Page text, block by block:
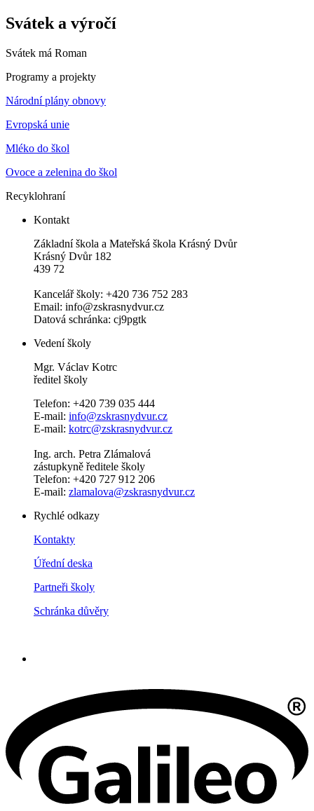
Svátek a výročí
Svátek má Roman
Programy a projekty
Národní plány obnovy
Evropská unie
Mléko do škol
Ovoce a zelenina do škol
Recyklohraní
Kontakt
Základní škola a Mateřská škola Krásný Dvůr
Krásný Dvůr 182
439 72
Kancelář školy: +420 736 752 283
Email: info@zskrasnydvur.cz
Datová schránka: cj9pgtk
Vedení školy
Mgr. Václav Kotrc
ředitel školy
Telefon: +420 739 035 444
E-mail: info@zskrasnydvur.cz
E-mail: kotrc@zskrasnydvur.cz
Ing. arch. Petra Zlámalová
zástupkyně ředitele školy
Telefon: +420 727 912 206
E-mail: zlamalova@zskrasnydvur.cz
Rychlé odkazy
Kontakty
Úřední deska
Partneři školy
Schránka důvěry